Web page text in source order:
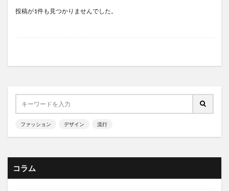
投稿が1件も見つかりませんでした。
ファッション デザイン 流行
コラム